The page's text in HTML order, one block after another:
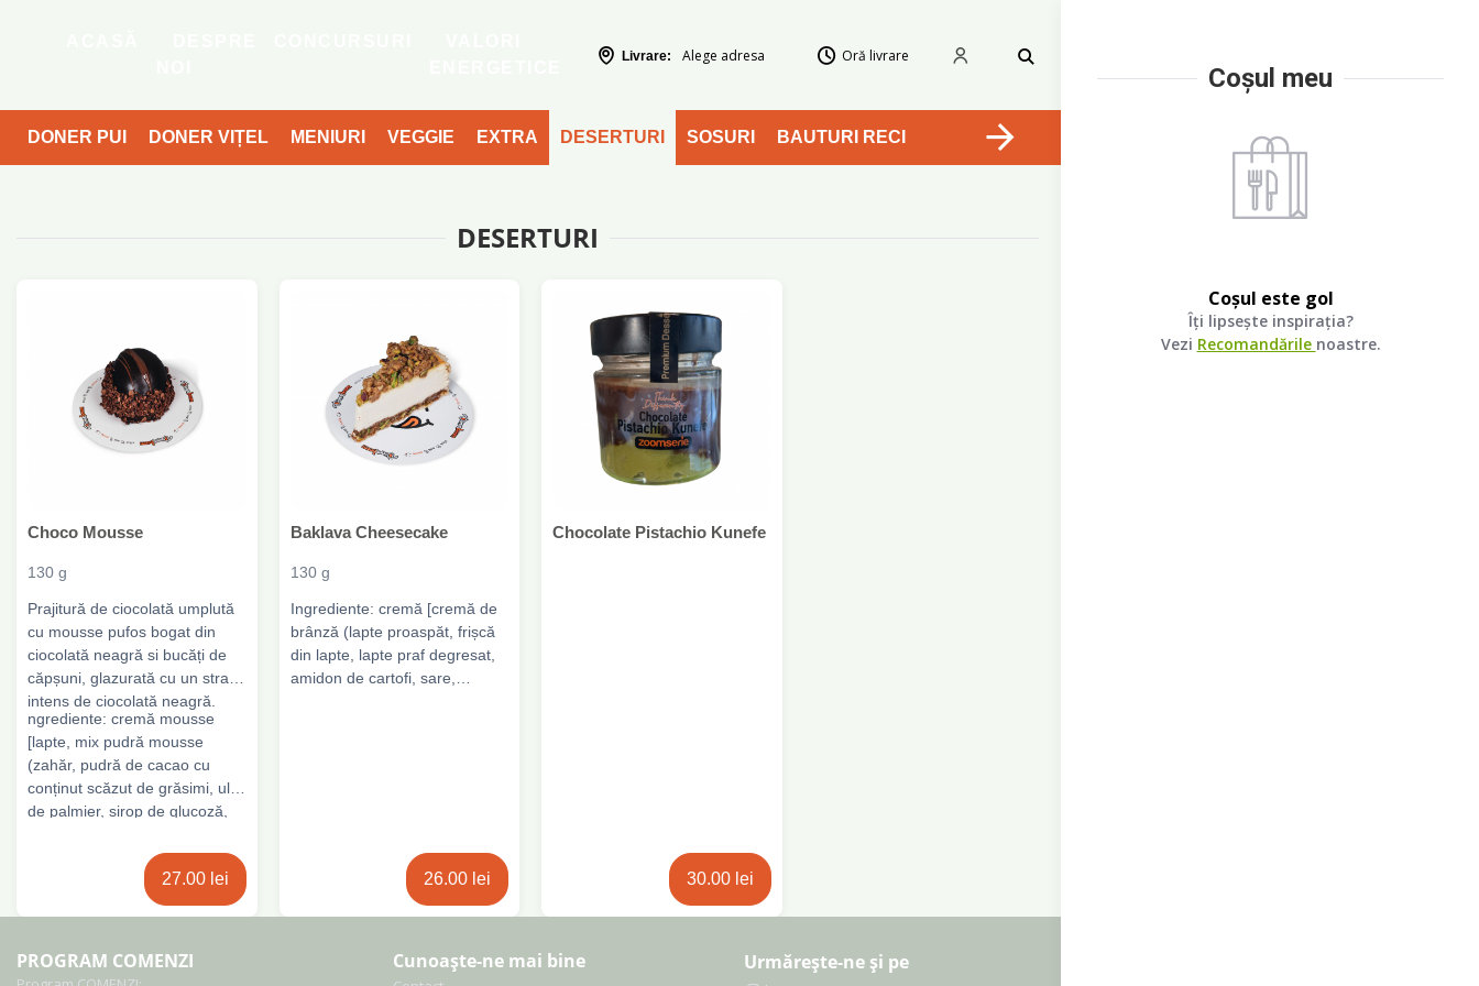
Livrare: Alege adresa Oră livrare
Coșul meu
Coșul este gol
Îți lipsește inspirația?
Vezi Recomandările noastre.
DONER PUI DONER VIȚEL MENIURI VEGGIE EXTRA DESERTURI SOSURI BAUTURI RECI
DESERTURI
Choco Mousse
130 g
Prajitură de ciocolată umplută
cu mousse pufos bogat din
ciocolată neagră si bucăți de
căpșuni, glazurată cu un strat
intens de ciocolată neagră.
ngrediente: cremă mousse
[lapte, mix pudră mousse
(zahăr, pudră de cacao cu
conținut scăzut de grăsimi, ulei
de palmier, sirop de glucoză,
de cacao, gelatină, emulgator:
E472a, lapte praf degresat,
stabilizator: E401, E339,
ciocolată neagră (zahăr, masă
27.00 lei
Baklava Cheesecake
130 g
Ingrediente: cremă [cremă de
brânză (lapte proaspăt, frișcă
din lapte, lapte praf degresat,
amidon de cartofi, sare,
agent de îngroșare: E1442,
ulei de cocos, coloranți: E171,
E160a, sare, conservanți:
aciditate: E296, arome,
emulgatori: E435) , ou
26.00 lei
Chocolate Pistachio Kunefe
30.00 lei
PROGRAM COMENZI Cunoaște-ne mai bine Urmărește-ne și pe